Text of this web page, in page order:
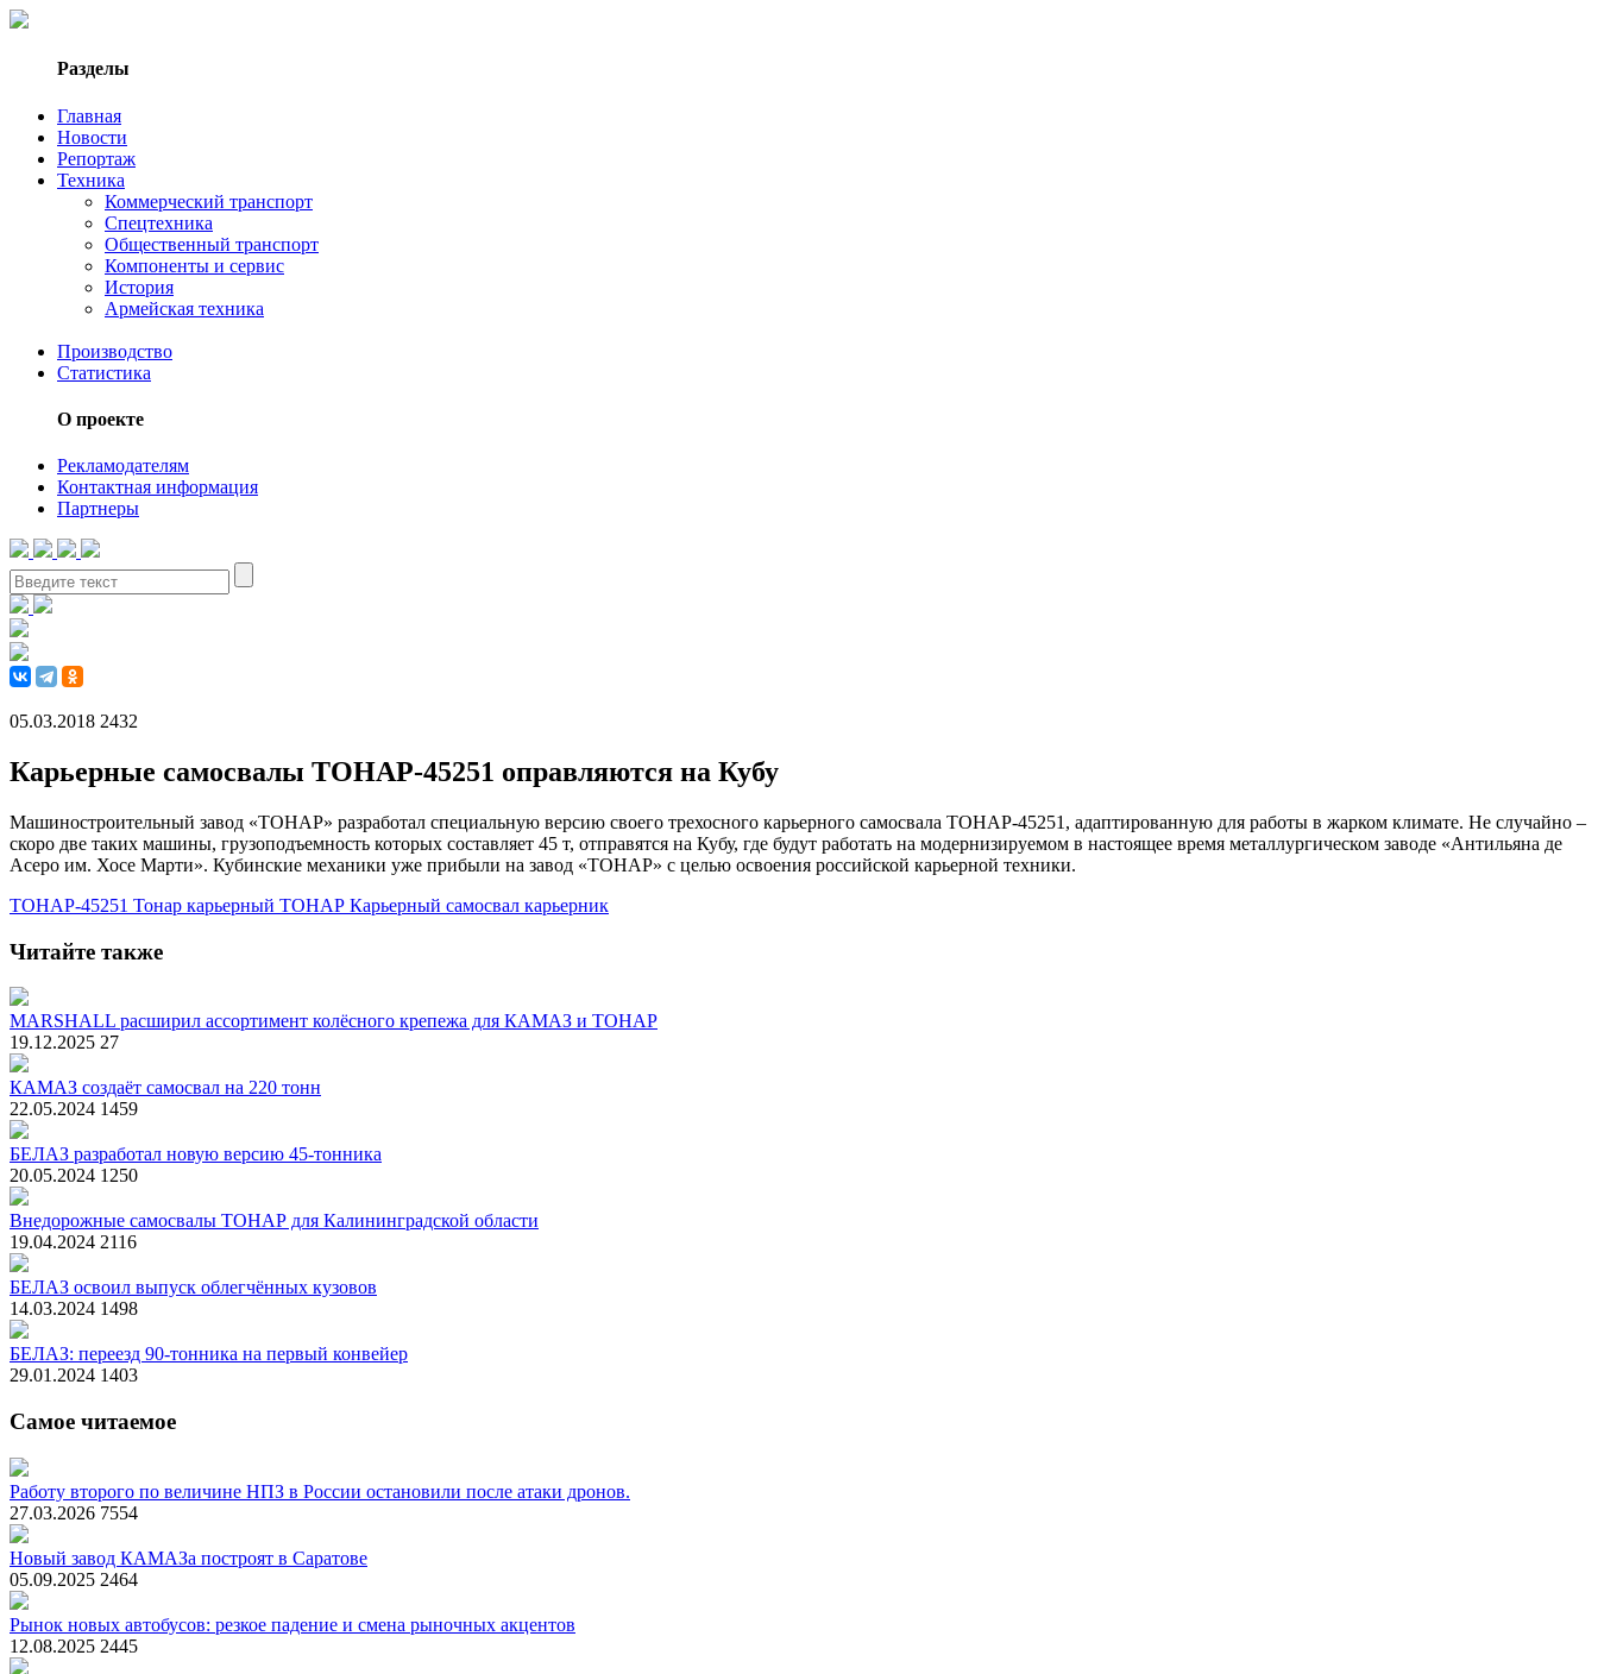
Разделы
Главная
Новости
Репортаж
Техника
Коммерческий транспорт
Спецтехника
Общественный транспорт
Компоненты и сервис
История
Армейская техника
Производство
Статистика
О проекте
Рекламодателям
Контактная информация
Партнеры
05.03.2018 2432
Карьерные самосвалы ТОНАР-45251 оправляются на Кубу
Машиностроительный завод «ТОНАР» разработал специальную версию своего трехосного карьерного самосвала ТОНАР-45251, адаптированную для работы в жарком климате. Не случайно –
скоро две таких машины, грузоподъемность которых составляет 45 т, отправятся на Кубу, где будут работать на модернизируемом в настоящее время металлургическом заводе «Антильяна де
Асеро им. Хосе Марти». Кубинские механики уже прибыли на завод «ТОНАР» с целью освоения российской карьерной техники.
ТОНАР-45251 Тонар карьерный ТОНАР Карьерный самосвал карьерник
Читайте также
MARSHALL расширил ассортимент колёсного крепежа для КАМАЗ и ТОНАР
19.12.2025 27
КАМАЗ создаёт самосвал на 220 тонн
22.05.2024 1459
БЕЛАЗ разработал новую версию 45-тонника
20.05.2024 1250
Внедорожные самосвалы ТОНАР для Калининградской области
19.04.2024 2116
БЕЛАЗ освоил выпуск облегчённых кузовов
14.03.2024 1498
БЕЛАЗ: переезд 90-тонника на первый конвейер
29.01.2024 1403
Самое читаемое
Работу второго по величине НПЗ в России остановили после атаки дронов.
27.03.2026 7554
Новый завод КАМАЗа построят в Саратове
05.09.2025 2464
Рынок новых автобусов: резкое падение и смена рыночных акцентов
12.08.2025 2445